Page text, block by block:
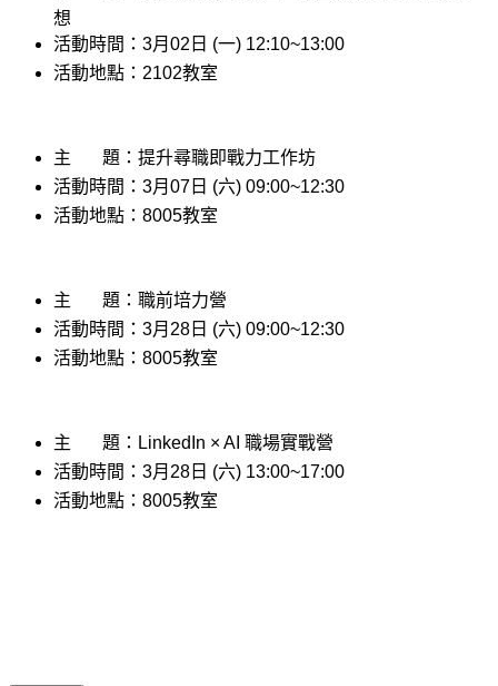
想
活動時間：3月02日 (一) 12:10~13:00
活動地點：2102教室
主 題：提升尋職即戰力工作坊
活動時間： 3月07日 (六) 09:00~12:30
活動地點：8005教室
主 題： 職前培力營
活動時間： 3月28日 (六) 09:00~12:30
活動地點：8005教室
主 題：LinkedIn × AI 職場實戰營
活動時間： 3月28日 (六) 13:00~17:00
活動地點：8005教室